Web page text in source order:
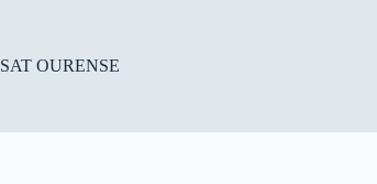
SAT OURENSE